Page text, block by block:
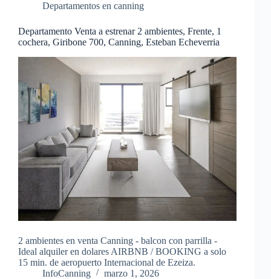
Departamentos en canning
Departamento Venta a estrenar 2 ambientes, Frente, 1
cochera, Giribone 700, Canning, Esteban Echeverria
2 ambientes en venta Canning - balcon con parrilla -
Ideal alquiler en dolares AIRBNB / BOOKING a solo
15 min. de aeropuerto Internacional de Ezeiza.
InfoCanning
marzo 1, 2026